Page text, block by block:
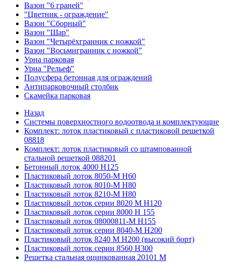
Вазон "6 граней"
"Цветник - ограждение"
Вазон "Сборный"
Вазон "Шар"
Вазон "Четырёхгранник с ножкой"
Вазон "Восьмигранник с ножкой"
Урна парковая
Урна "Рельеф"
Полусфера бетонная для ограждений
Антипарковочный столбик
Скамейка парковая
Назад
Системы поверхностного водоотвода и комплектующие
Комплект: лоток пластиковый с пластиковой решеткой
08818
Комплект: лоток пластиковый со штампованной
стальной решеткой 088201
Бетонный лоток 4000 Н125
Пластиковый лоток 8050-М H60
Пластиковый лоток 8010-М H80
Пластиковый лоток 8210-М H80
Пластиковый лоток серии 8020 М H120
Пластиковый лоток серии 8000 Н 155
Пластиковый лоток 08000811-М H155
Пластиковый лоток серии 8040-М H200
Пластиковый лоток 8240 M H200 (высокий борт)
Пластиковый лоток серии 8560 Н300
Решетка стальная оцинкованная 20101 М